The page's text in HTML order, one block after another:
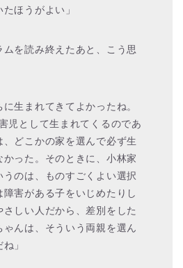
ほうがよい」
を読み終えたあと、こう思
に生まれてきてよかったね。
児として生まれてくるのであ
どこかの家を選んで必ず生
かった。そのときに、小林家
のは、ものすごくよい選択
害がある子をいじめたりし
しい人だから、差別をした
ゃんは、そういう両親を選ん
」